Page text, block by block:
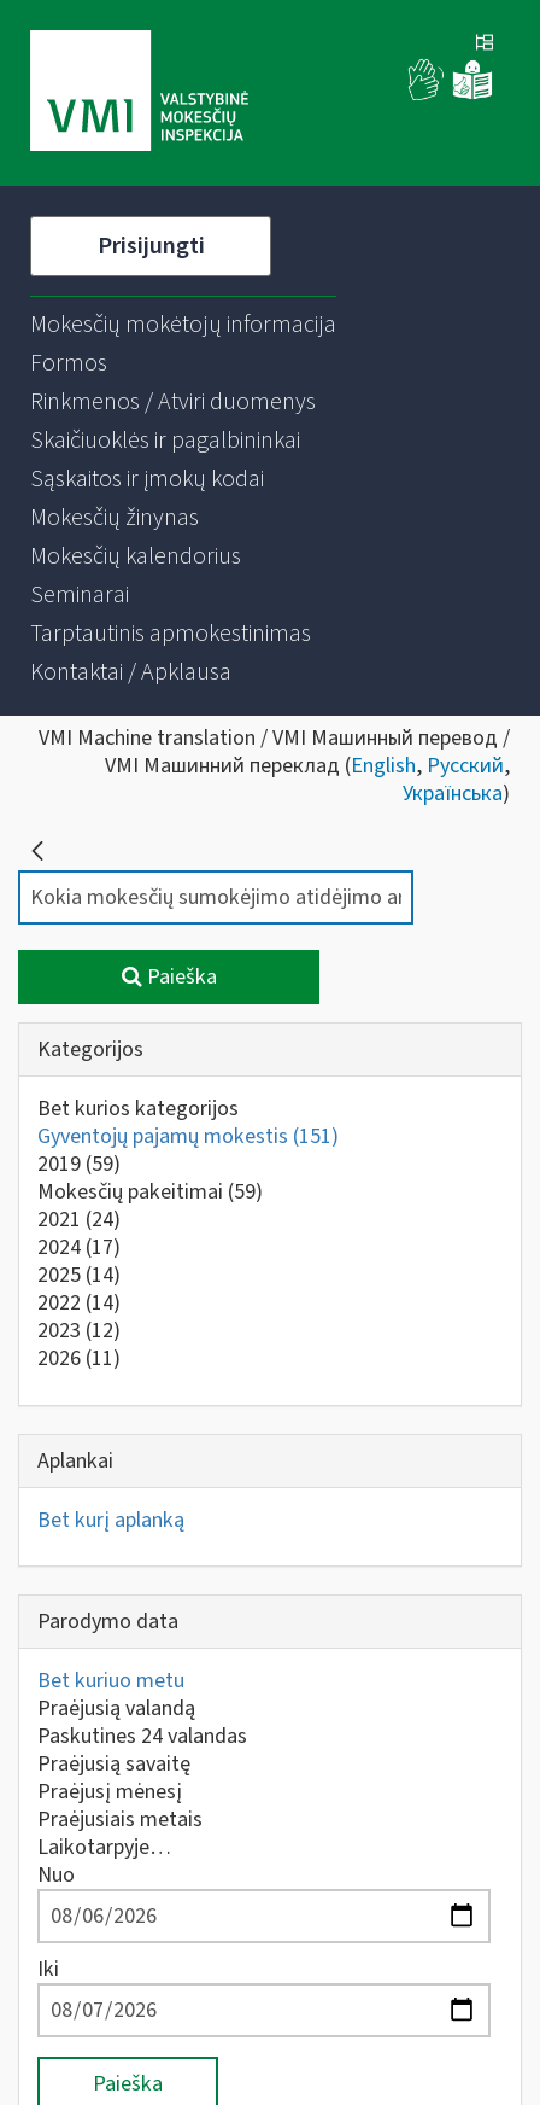
Prisijungti
Mokesčių mokėtojų informacija
Formos
Rinkmenos / Atviri duomenys
Skaičiuoklės ir pagalbininkai
Sąskaitos ir įmokų kodai
Mokesčių žinynas
Mokesčių kalendorius
Seminarai
Tarptautinis apmokestinimas
Kontaktai / Apklausa
VMI Machine translation / VMI Машинный перевод /
VMI Машинний переклад (English, Русский,
Українська)
Paieška
Kategorijos
Bet kurios kategorijos
Gyventojų pajamų mokestis (151)
2019 (59)
Mokesčių pakeitimai (59)
2021 (24)
2024 (17)
2025 (14)
2022 (14)
2023 (12)
2026 (11)
Aplankai
Bet kurį aplanką
Parodymo data
Bet kuriuo metu
Praėjusią valandą
Paskutines 24 valandas
Praėjusią savaitę
Praėjusį mėnesį
Praėjusiais metais
Laikotarpyje…
Nuo
Iki
Paieška